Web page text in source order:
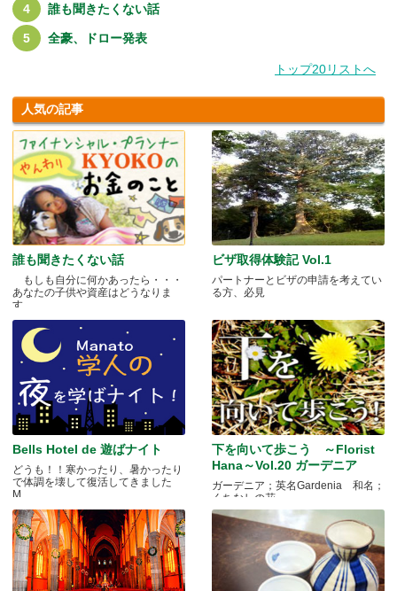
誰も聞きたくない話
全豪、ドロー発表
トップ20リストへ
人気の記事
誰も聞きたくない話
もしも自分に何かあったら・・・
あなたの子供や資産はどうなりま
す.....
ビザ取得体験記 Vol.1
パートナーとビザの申請を考えてい
る方、必見
Bells Hotel de 遊ばナイト
どうも！！寒かったり、暑かったり
で体調を壊して復活してきました
M.....
下を向いて歩こう ～Florist
Hana～Vol.20 ガーデニア
ガーデニア；英名Gardenia 和名；
くちなしの花 .....